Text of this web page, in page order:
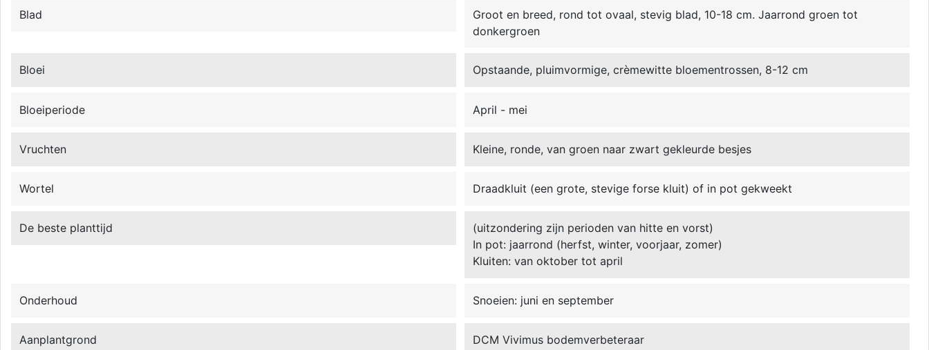
Blad
Groot en breed, rond tot ovaal, stevig blad, 10-18 cm. Jaarrond groen tot
donkergroen
Bloei Opstaande, pluimvormige, crèmewitte bloementrossen, 8-12 cm
Bloeiperiode April - mei
Vruchten Kleine, ronde, van groen naar zwart gekleurde besjes
Wortel Draadkluit (een grote, stevige forse kluit) of in pot gekweekt
De beste planttijd
(uitzondering zijn perioden van hitte en vorst)
In pot: jaarrond (herfst, winter, voorjaar, zomer)
Kluiten: van oktober tot april
Onderhoud Snoeien: juni en september
Aanplantgrond DCM Vivimus bodemverbeteraar